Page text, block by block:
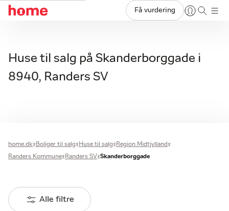
Få vurdering
Huse til salg på Skanderborggade i
8940, Randers SV
home.dk Boliger til salg Huse til salg
Region Midtjylland
Randers Kommune
Randers SV Skanderborggade
Alle filtre